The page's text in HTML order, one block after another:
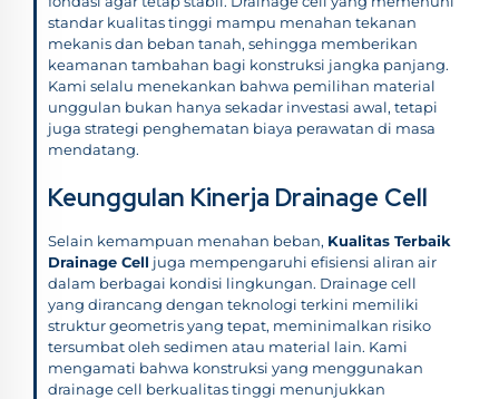
standar kualitas tinggi mampu menahan tekanan
mekanis dan beban tanah, sehingga memberikan
keamanan tambahan bagi konstruksi jangka panjang.
Kami selalu menekankan bahwa pemilihan material
unggulan bukan hanya sekadar investasi awal, tetapi
juga strategi penghematan biaya perawatan di masa
mendatang.
Keunggulan Kinerja Drainage Cell
Selain kemampuan menahan beban, Kualitas Terbaik
Drainage Cell juga mempengaruhi efisiensi aliran air
dalam berbagai kondisi lingkungan. Drainage cell
yang dirancang dengan teknologi terkini memiliki
struktur geometris yang tepat, meminimalkan risiko
tersumbat oleh sedimen atau material lain. Kami
mengamati bahwa konstruksi yang menggunakan
drainage cell berkualitas tinggi menunjukkan